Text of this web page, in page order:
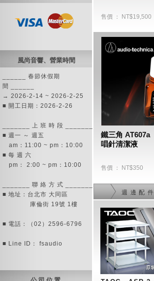
風尚音響、營業時間
______ 春節休假期
間 ______
→ 2026-2-14 ~ 2026-2-25
■ 開工日期：2026-2-26
_______ 上 班 時 段 _______
■ 週一 ～ 週五
am：11:00 ~ pm：10:00
■ 每 週 六
pm： 2:00 ~ pm：10:00
_______ 聯 絡 方 式 _______
■ 地址：台北市 大同區
庫倫街 19號 1樓
■ 電話：（02）2596-6796
■ Line ID： fsaudio
售價 ： NT$19,500
鐵三角 AT607a
唱針清潔液
售價 ： NT$350
週 邊 配 件